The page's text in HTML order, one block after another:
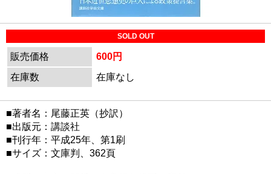
SOLD OUT
販売価格
600円
在庫数
在庫なし
■著者名：尾藤正英（抄訳）
■出版元：講談社
■刊行年：平成25年、第1刷
■サイズ：文庫判、362頁